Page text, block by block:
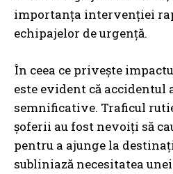
importanța intervenției
echipajelor de urgență.
În ceea ce privește
este evident că accidentul
semnificative. Traficul
șoferii au fost nevoiți să
pentru a ajunge la
subliniază necesitatea